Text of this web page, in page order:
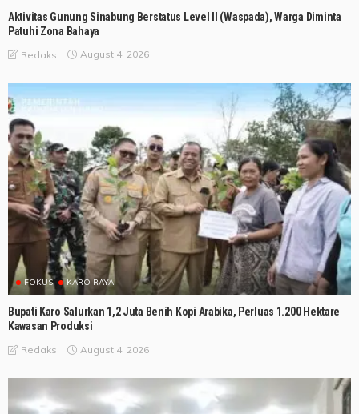
Aktivitas Gunung Sinabung Berstatus Level II (Waspada), Warga Diminta
Patuhi Zona Bahaya
Redaksi August 4, 2026
FOKUS KARO RAYA
Bupati Karo Salurkan 1,2 Juta Benih Kopi Arabika, Perluas 1.200 Hektare
Kawasan Produksi
Redaksi August 4, 2026